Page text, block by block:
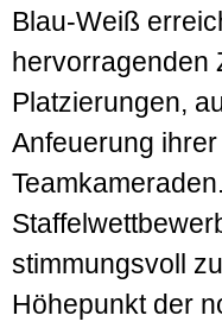
Blau-Weiß
hervorragenden
Platzierungen,
Anfeuerung
stimmungsvoll
Höhepunkt der